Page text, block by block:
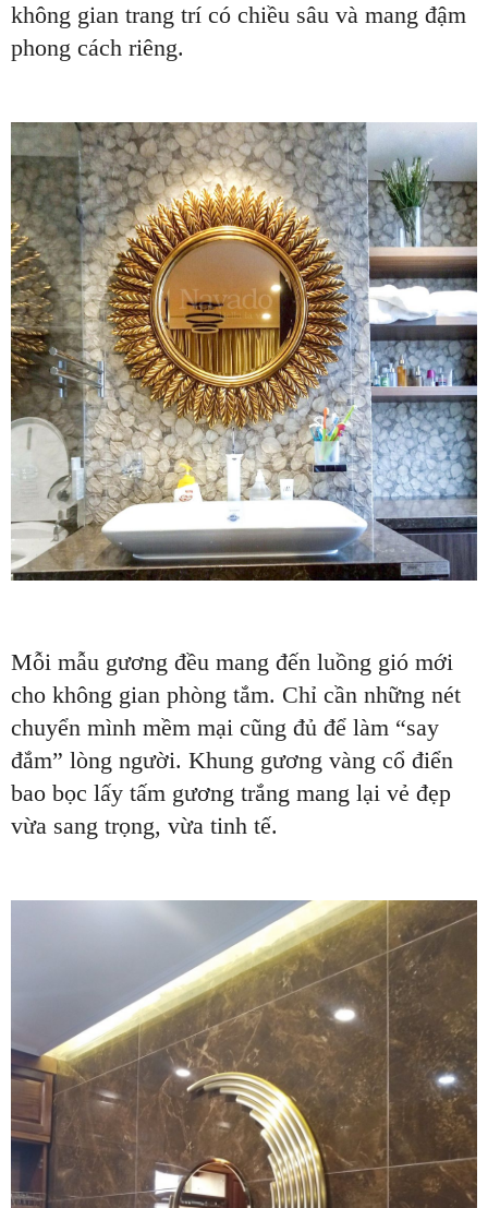
không gian trang trí có chiều sâu và mang đậm
phong cách riêng.
Mỗi mẫu gương đều mang đến luồng gió mới
cho không gian phòng tắm. Chỉ cần những nét
chuyển mình mềm mại cũng đủ để làm “say
đắm” lòng người. Khung gương vàng cổ điển
bao bọc lấy tấm gương trắng mang lại vẻ đẹp
vừa sang trọng, vừa tinh tế.